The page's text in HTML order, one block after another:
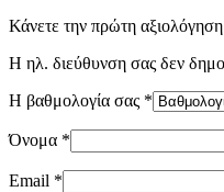
Κάνετε την πρώτη
Η ηλ. διεύθυνση σας δεν
Η βαθμολογία σας *
Όνομα *
Email *